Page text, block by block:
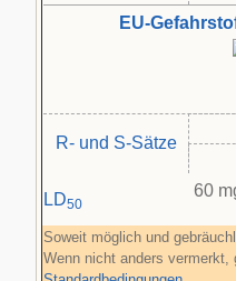
EU-
R- und S-Sätze
LD50
60
Soweit möglich und
Wenn nicht anders vermerkt,